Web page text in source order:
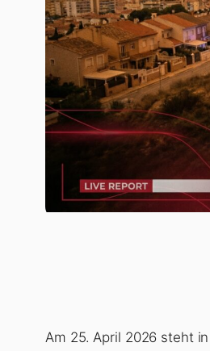
Am 25. April 2026 steht